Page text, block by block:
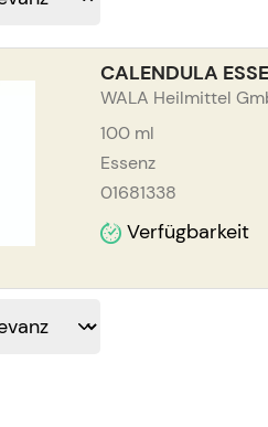
CALENDULA
WALA Heilmittel
100 ml
Essenz
01681338
Verfügbarkeit